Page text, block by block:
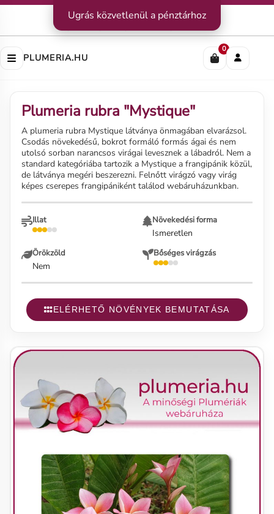
Kapcsolat|Szállítás|Fizetési módok
PLUMERIA.HU
0
Plumeria rubra "Mystique"
A plumeria rubra Mystique látványa önmagában elvarázsol.
Csodás növekedésű, bokrot formáló formás ágai és nem
utolsó sorban narancsos virágai levesznek a lábadról. Nem a
standard kategóriába tartozik a Mystique a frangipánik közül,
de látványa megéri beszerezni. Felnőtt virágzó vagy virág
képes cserepes frangipániként találod webáruházunkban.
Illat Növekedési forma
Ismeretlen
Örökzöld
Nem
Bőséges virágzás
ELÉRHETŐ NÖVÉNYEK BEMUTATÁSA
Ugrás közvetlenül a pénztárhoz